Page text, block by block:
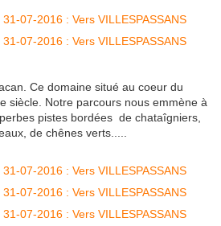
Ce domaine situé au coeur du
siècle. Notre parcours nous emmène à
pistes bordées de chataîgniers,
de chênes verts.....